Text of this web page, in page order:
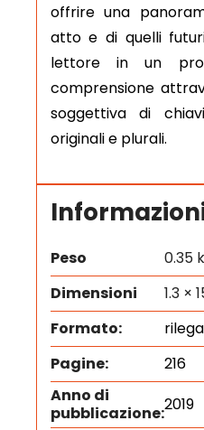
offrire una
atto e di quelli
lettore in un
comprensione
soggettiva di
originali e plurali.
Peso
0.35
Dimensioni
1.3 ×
Formato:
Pagine:
216
Anno di
pubblicazione:2019